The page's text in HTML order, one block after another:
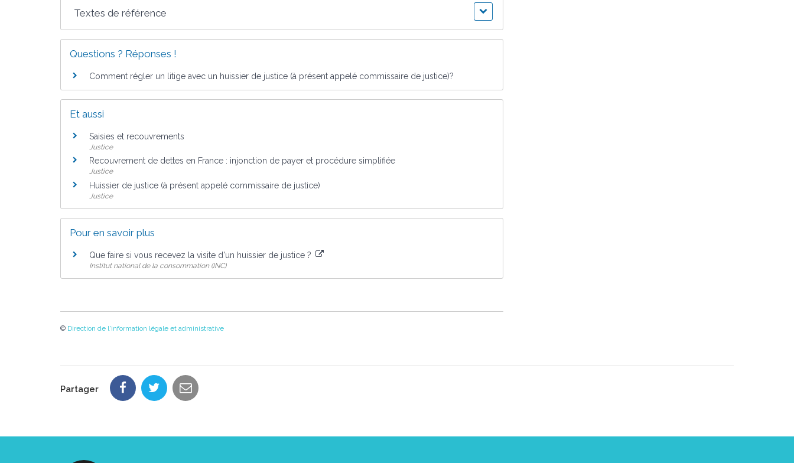
Textes de référence
Questions ? Réponses !
Comment régler un litige avec un huissier de justice (à présent appelé commissaire de justice)?
Et aussi
Saisies et recouvrements
Justice
Recouvrement de dettes en France : injonction de payer et procédure simplifiée
Justice
Huissier de justice (à présent appelé commissaire de justice)
Justice
Pour en savoir plus
Que faire si vous recevez la visite d'un huissier de justice ?
Institut national de la consommation (INC)
© Direction de l'information légale et administrative
Partager